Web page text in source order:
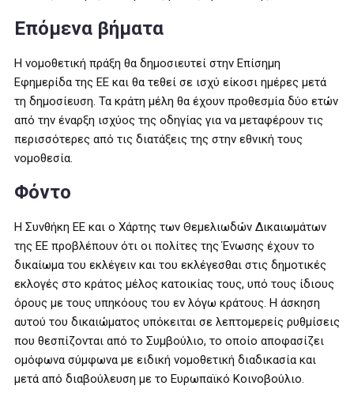
Επόμενα βήματα
Η νομοθετική πράξη θα δημοσιευτεί στην Επίσημη
Εφημερίδα της ΕΕ και θα τεθεί σε ισχύ είκοσι ημέρες μετά
τη δημοσίευση. Τα κράτη μέλη θα έχουν προθεσμία δύο ετών
από την έναρξη ισχύος της οδηγίας για να μεταφέρουν τις
περισσότερες από τις διατάξεις της στην εθνική τους
νομοθεσία.
Φόντο
Η Συνθήκη ΕΕ και ο Χάρτης των Θεμελιωδών Δικαιωμάτων
της ΕΕ προβλέπουν ότι οι πολίτες της Ένωσης έχουν το
δικαίωμα του εκλέγειν και του εκλέγεσθαι στις δημοτικές
εκλογές στο κράτος μέλος κατοικίας τους, υπό τους ίδιους
όρους με τους υπηκόους του εν λόγω κράτους. Η άσκηση
αυτού του δικαιώματος υπόκειται σε λεπτομερείς ρυθμίσεις
που θεσπίζονται από το Συμβούλιο, το οποίο αποφασίζει
ομόφωνα σύμφωνα με ειδική νομοθετική διαδικασία και
μετά από διαβούλευση με το Ευρωπαϊκό Κοινοβούλιο.